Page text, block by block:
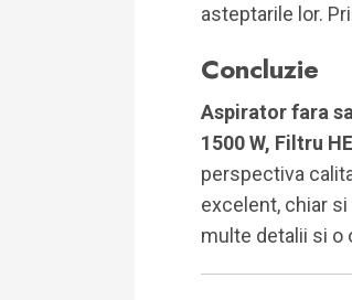
asteptarile lor.
Concluzie
Aspirator fara
1500 W, Filtru
perspectiva
excelent, chiar
multe detalii si o